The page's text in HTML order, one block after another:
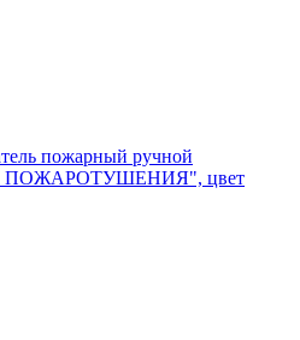
пожарный ручной
ПОЖАРОТУШЕНИЯ", цвет